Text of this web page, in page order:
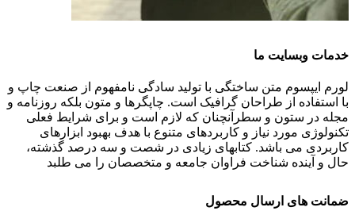
خدمات وبسایت ما
لورم ایپسوم متن ساختگی با تولید سادگی نامفهوم از صنعت چاپ و
با استفاده از طراحان گرافیک است. چاپگرها و متون بلکه روزنامه و
مجله در ستون و سطرآنچنان که لازم است و برای شرایط فعلی
تکنولوژی مورد نیاز و کاربردهای متنوع با هدف بهبود ابزارهای
کاربردی می باشد. کتابهای زیادی در شصت و سه درصد گذشته،
حال و آینده شناخت فراوان جامعه و متخصصان را می طلبد
ضمانت های ارسال محصول